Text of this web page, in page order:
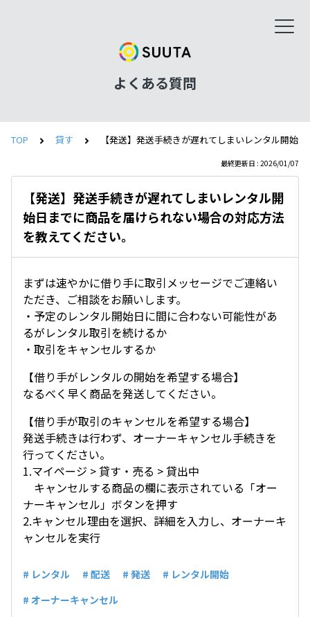
よくある質問
TOP 貸す 【発送】発送手続きが遅れてしまいレンタル開始
最終更新日 : 2026/01/07
【発送】発送手続きが遅れてしまいレンタル開
始日までに商品を届けられない場合の対応方法
を教えてください。
まずは速やかに借り手に取引メッセージでご連絡い
ただき、ご相談をお願いします。
・予定のレンタル開始日に間に合わない可能性があ
るがレンタル取引を続けるか
・取引をキャンセルするか
【借り手がレンタルの開始を希望する場合】
なるべく早く商品を発送してください。
【借り手が取引のキャンセルを希望する場合】
発送手続きは行わず、オーナーキャンセル手続きを
行ってください。
1.マイページ > 貸す・売る > 貸出中
キャンセルする商品の欄に表示されている「オー
ナーキャンセル」ボタンを押す
2.キャンセル理由を選択、詳細を入力し、オーナーキ
ャンセルを実行
# レンタル # 配送 # 発送
# レンタル開始
# オーナーキャンセル